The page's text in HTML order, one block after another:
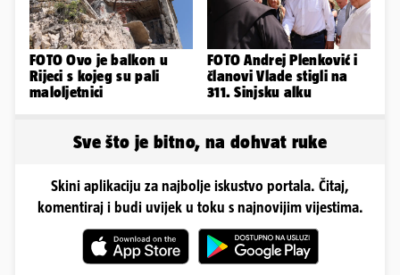
FOTO Ovo je balkon u
Rijeci s kojeg su pali
maloljetnici
FOTO Andrej Plenković i
članovi Vlade stigli na
311. Sinjsku alku
Sve što je bitno, na dohvat ruke
Skini aplikaciju za najbolje iskustvo portala. Čitaj,
komentiraj i budi uvijek u toku s najnovijim vijestima.